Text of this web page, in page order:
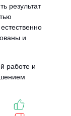
результат
и
работе и